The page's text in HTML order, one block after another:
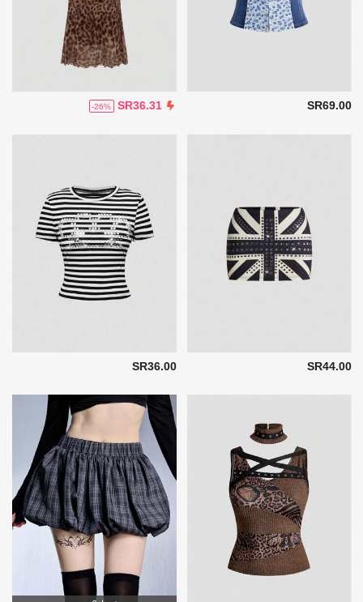
SR69.00
SR36.31
-26%
SR44.00
SR36.00